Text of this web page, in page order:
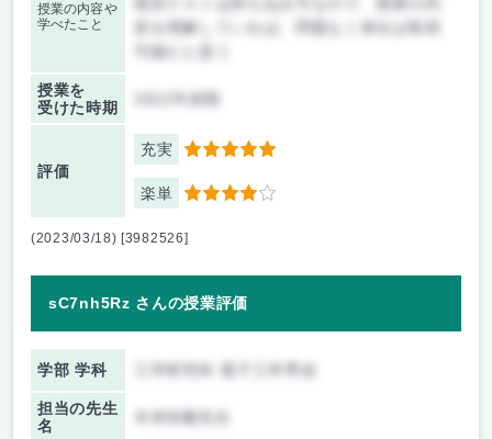
授業の内容や
学べたこと
容を理解していれば、問題なく単位は取得
授業を
受けた時期
評価
充実 5
楽単 4
(2023/03/18) [3982526]
sC7nh5Rz さんの授業評価
学部 学科
担当の先生
名
木本恒暢先生